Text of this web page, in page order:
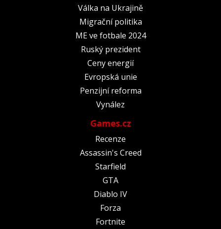
Válka na Ukrajině
Migrační politika
ME ve fotbale 2024
Ruský prezident
Ceny energií
Evropská unie
Penzijní reforma
Vynález
Games.cz
Recenze
Assassin's Creed
Starfield
GTA
Diablo IV
Forza
Fortnite